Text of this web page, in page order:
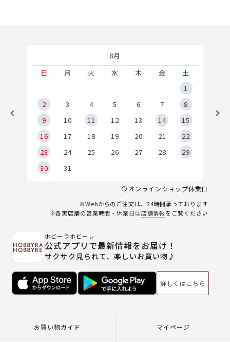
8月
日
月 火 水 木 金
土
1
2
3 4 5 6 7
8
9
10 11 12 13 14
15
16
17 18 19 20 21
22
23
24 25 26 27 28
29
30
31
オンラインショップ休業日
※Webからのご注文は、24時間承っております
※各実店舗の営業時間・休業日は店舗情報をご覧ください
ホビーラホビーレ
公式アプリで最新情報をお届け！
サクサク見られて、楽しいお買い物♪
詳しくはこちら
お買い物ガイド マイページ